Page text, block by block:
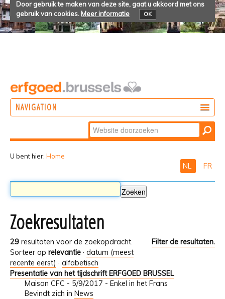
Door gebruik te maken van deze site, gaat u akkoord met ons
gebruik van cookies. Meer informatie OK
NAVIGATION
Zoek
Geavanceerd
U bent hier: Home
NL FR
Zoekresultaten
29 resultaten voor de zoekopdracht.
Filter de resultaten.
Sorteer op relevantie · datum (meest
recente eerst) · alfabetisch
Presentatie van het tijdschrift ERFGOED BRUSSEL
Maison CFC - 5/9/2017 - Enkel in het Frans
Bevindt zich in News